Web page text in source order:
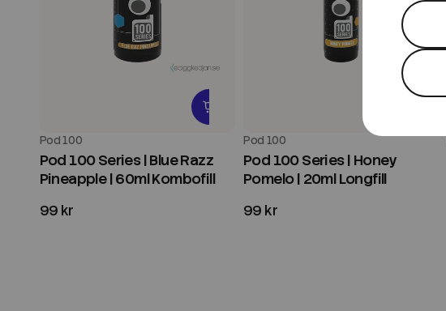
Pod 100
Pod 100 Series | Blue Razz
Pineapple | 60ml Kombofill
99 kr
Pod 100
Pod 100 Series | Honey
Pomelo | 20ml Longfill
99 kr